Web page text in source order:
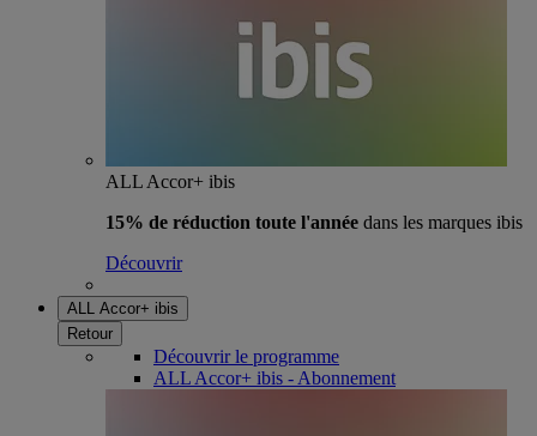
ALL Accor+ ibis
15% de réduction toute l'année dans les marques ibis
Découvrir
ALL Accor+ ibis
Retour
Découvrir le programme
ALL Accor+ ibis - Abonnement